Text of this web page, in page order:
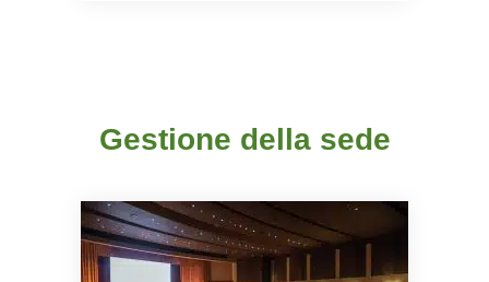
Gestione della sede